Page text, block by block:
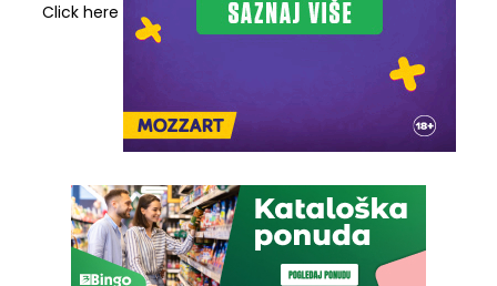
Click here